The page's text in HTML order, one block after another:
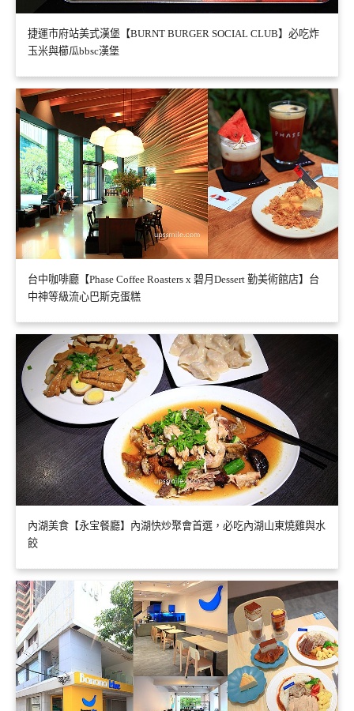
捷運市府站美式漢堡【BURNT BURGER SOCIAL CLUB】必吃炸
玉米與櫛瓜bbsc漢堡
台中咖啡廳【Phase Coffee Roasters x 碧月Dessert 勤美術館店】台
中神等級流心巴斯克蛋糕
內湖美食【永宝餐廳】內湖快炒聚會首選，必吃內湖山東燒雞與水
餃